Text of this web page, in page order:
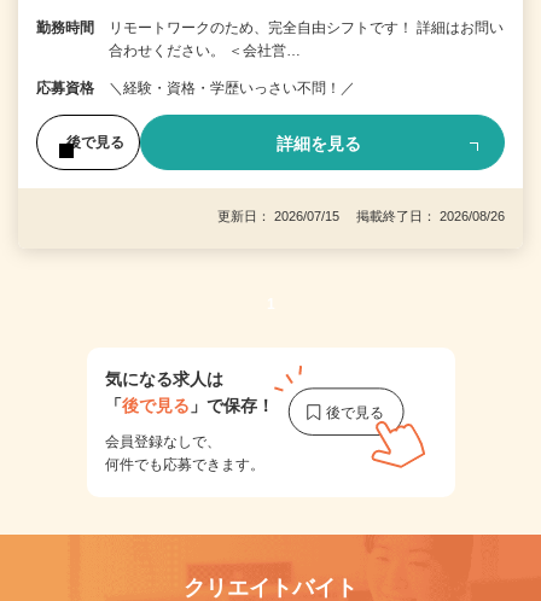
勤務時間
リモートワークのため、完全自由シフトです！ 詳細はお問い
合わせください。 ＜会社営…
応募資格 ＼経験・資格・学歴いっさい不問！／
後で見る 詳細を見る
更新日： 2026/07/15 掲載終了日： 2026/08/26
1
気になる求人は
「後で見る 」で保存！
会員登録なしで、
何件でも応募できます。
クリエイトバイト